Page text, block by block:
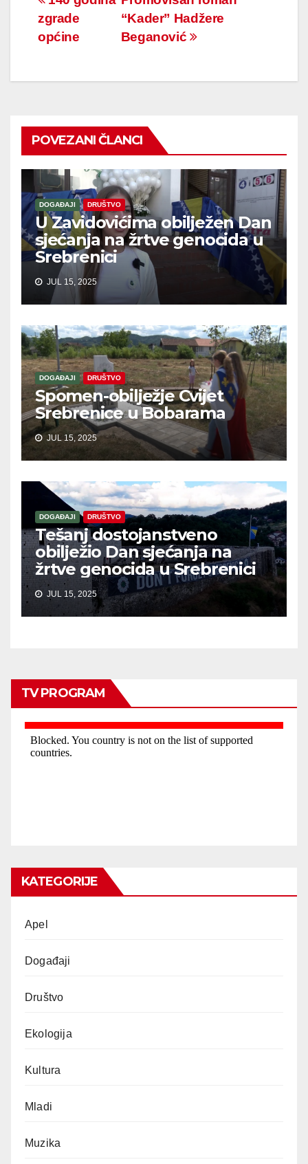
članaka
“Kader” Hadžere
Beganović
zgrade
općine
POVEZANI ČLANCI
DOGAĐAJI DRUŠTVO
U Zavidovićima obilježen Dan
sjećanja na žrtve genocida u
Srebrenici
JUL 15, 2025
DOGAĐAJI DRUŠTVO
Spomen-obilježje Cvijet
Srebrenice u Bobarama
JUL 15, 2025
DOGAĐAJI DRUŠTVO
Tešanj dostojanstveno
obilježio Dan sjećanja na
žrtve genocida u Srebrenici
JUL 15, 2025
TV PROGRAM
KATEGORIJE
Apel
Događaji
Društvo
Ekologija
Kultura
Mladi
Muzika